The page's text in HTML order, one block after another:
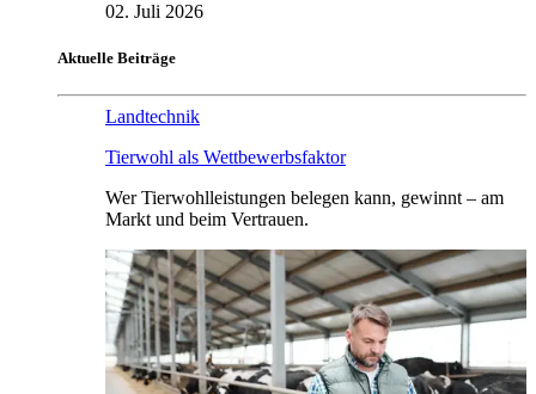
02. Juli 2026
Aktuelle Beiträge
Landtechnik
Tierwohl als Wettbewerbsfaktor
Wer Tierwohlleistungen belegen kann, gewinnt – am
Markt und beim Vertrauen.